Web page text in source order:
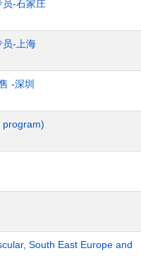
员-石家庄
员-上海
-深圳
program)
South East Europe and